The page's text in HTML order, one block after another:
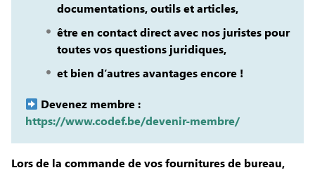
documentations, outils et articles,
être en contact direct avec nos juristes pour
toutes vos questions juridiques,
et bien d’autres avantages encore !
Devenez membre :
https://www.codef.be/devenir-membre/
Lors de la commande de vos fournitures de bureau,